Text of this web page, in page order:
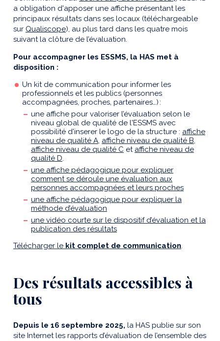
a obligation d'apposer une affiche présentant les
principaux résultats dans ses locaux (téléchargeable
sur Qualiscope), au plus tard dans les quatre mois
suivant la clôture de l’évaluation.
Pour accompagner les ESSMS, la HAS met à
disposition :
Un kit de communication pour informer les
professionnels et les publics (personnes
accompagnées, proches, partenaires…):
une affiche pour valoriser l’évaluation selon le
niveau global de qualité de l'ESSMS avec
possibilité d'inserer le logo de la structure : affiche
niveau de qualité A, affiche niveau de qualité B,
affiche niveau de qualité C et affiche niveau de
qualité D.
une affiche pédagogique pour expliquer
comment se déroule une évaluation aux
personnes accompagnées et leurs proches
une affiche pédagogique pour expliquer la
méthode d’évaluation
une vidéo courte sur le dispositif d’évaluation et la
publication des résultats
Télécharger le kit complet de communication.
Des résultats accessibles à
tous
Depuis le 16 septembre 2025, la HAS publie sur son
site Internet les rapports d’évaluation de l’ensemble des